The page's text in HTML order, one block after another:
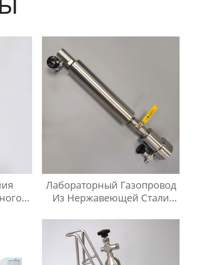
Лабораторный Газопровод
Из Нержавеющей Стали